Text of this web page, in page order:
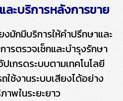
ละบริการหลังการขาย
มักมีบริการให้คำปรึกษาและ
ารตรวจเช็กและบำรุงรักษา
เกรดระบบตามเทคโนโลยี
ใช้งานระบบเสียงได้อย่าง
าพในระยะยาว